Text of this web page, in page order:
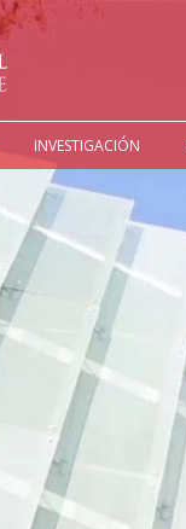
INVESTIGACIÓN